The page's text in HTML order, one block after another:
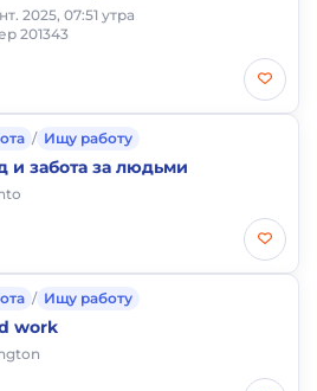
2025, 07:51 утра
201343
/ Ищу работу
и забота за людьми
/ Ищу работу
work